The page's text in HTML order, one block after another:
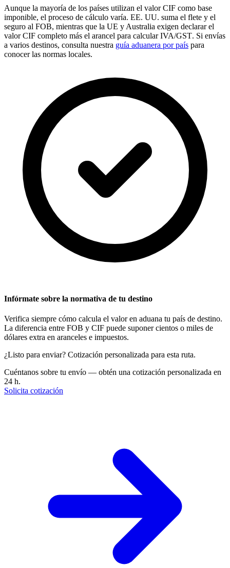
Aunque la mayoría de los países utilizan el valor CIF como base
imponible, el proceso de cálculo varía. EE. UU. suma el flete y el
seguro al FOB, mientras que la UE y Australia exigen declarar el
valor CIF completo más el arancel para calcular IVA/GST. Si envías
a varios destinos, consulta nuestra guía aduanera por país para
conocer las normas locales.
Infórmate sobre la normativa de tu destino
Verifica siempre cómo calcula el valor en aduana tu país de destino.
La diferencia entre FOB y CIF puede suponer cientos o miles de
dólares extra en aranceles e impuestos.
¿Listo para enviar? Cotización personalizada para esta ruta.
Cuéntanos sobre tu envío — obtén una cotización personalizada en
24 h.
Solicita cotización